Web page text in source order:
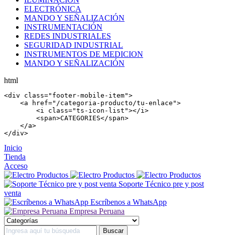
ELECTRÓNICA
MANDO Y SEÑALIZACIÓN
INSTRUMENTACIÓN
REDES INDUSTRIALES
SEGURIDAD INDUSTRIAL
INSTRUMENTOS DE MEDICION
MANDO Y SEÑALIZACIÓN
html
<div class="footer-mobile-item">
    <
a href="/categoria-producto/tu-enlace">
        <
i class="ts-icon-list"></i >
        <
span>CATEGORIES</span>
    </
a>
</div>
Inicio
Tienda
Acceso
Soporte Técnico pre y post
venta
Escríbenos a WhatsApp
Empresa Peruana